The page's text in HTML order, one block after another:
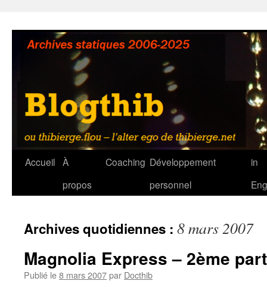
contenu
Accueil À
propos
Coaching Développement
personnel
in
Archives quotidiennes : 8 mars 2007
Magnolia Express – 2ème
Publié le8 mars 2007par Docthib